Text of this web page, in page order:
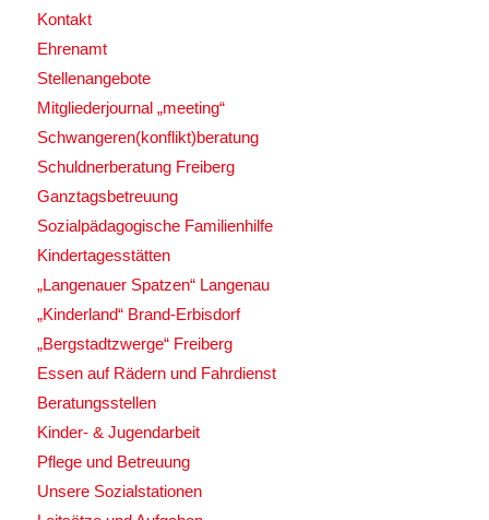
Kontakt
Ehrenamt
Stellenangebote
Mitgliederjournal „meeting“
Schwangeren(konflikt)beratung
Schuldnerberatung Freiberg
Ganztagsbetreuung
Sozialpädagogische Familienhilfe
Kindertagesstätten
„Langenauer Spatzen“ Langenau
„Kinderland“ Brand-Erbisdorf
„Bergstadtzwerge“ Freiberg
Essen auf Rädern und Fahrdienst
Beratungsstellen
Kinder- & Jugendarbeit
Pflege und Betreuung
Unsere Sozialstationen